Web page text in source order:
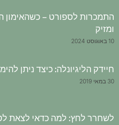
התמכרות לספורט – כשהאימון
ומזיק
10 באוגוסט 2024
חיידק הליגיונלה: כיצד ניתן
30 במאי 2019
לשחרר לחץ: למה כדאי לצאת